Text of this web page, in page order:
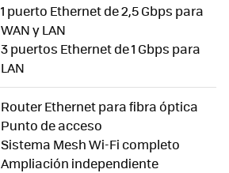
1 puerto Ethernet de 2,5 Gbps para
WAN y LAN
3 puertos Ethernet de 1 Gbps para
LAN
Router Ethernet para fibra óptica
Punto de acceso
Sistema Mesh Wi-Fi completo
Ampliación independiente